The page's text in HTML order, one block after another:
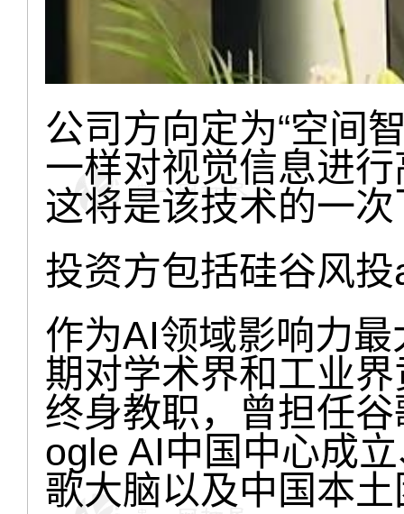
公司方向定为“空间
一样对视觉信息进
这将是该技术的一
投资方包括硅谷风
作为AI领域影响力
期对学术界和工业
终身教职，曾担任
ogle AI中国中心成
歌大脑以及中国本